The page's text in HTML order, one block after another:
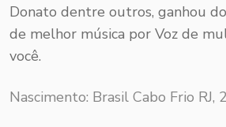
Donato dentre outros, ganhou
de melhor música por Voz de
você.
Nascimento: Brasil Cabo Frio RJ,